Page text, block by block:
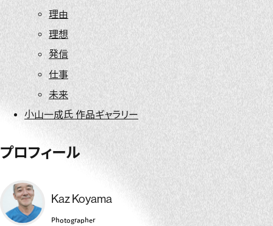
理由
理想
発信
仕事
未来
小山一成氏 作品ギャラリー
プロフィール
Kaz Koyama
Photographer